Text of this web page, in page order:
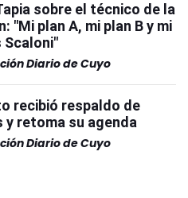
sobre el técnico de la
"Mi plan A, mi plan B y mi
Scaloni"
Diario de Cuyo
recibió respaldo de
y retoma su agenda
Diario de Cuyo